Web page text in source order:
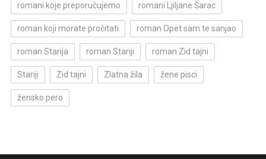
romani koje preporučujemo romani Ljiljane Šarac
roman koji morate pročitati roman Opet sam te sanjao
roman Starija roman Stariji roman Zid tajni
Stariji Zid tajni Zlatna žila žene pisci
žensko pero